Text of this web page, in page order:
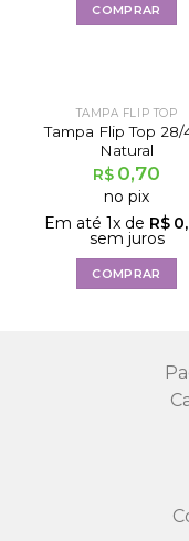
COMPRAR
TAMPA FLIP TOP
Tampa Flip Top 28/
Natural
R$ 0,70
no pix
Em até 1x de R$
sem juros
COMPRAR